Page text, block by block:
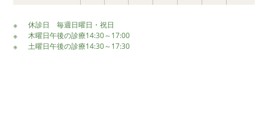
休診日 毎週日曜日・祝日
木曜日午後の診療14:30～17:00
土曜日午後の診療14:30～17:30